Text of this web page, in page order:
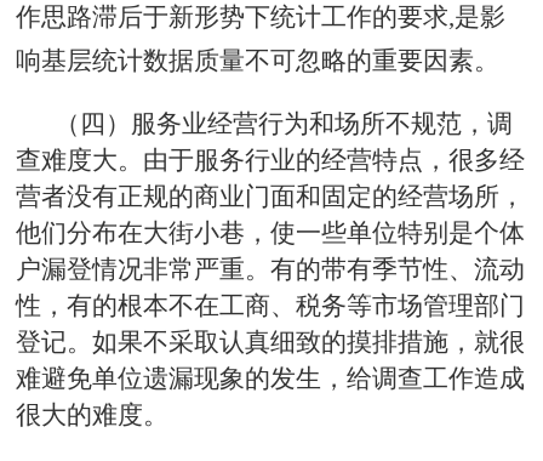
作思路滞后于新形势下统计工作的要求,是影
响基层统计数据质量不可忽略的重要因素。
（四）服务业经营行为和场所不规范，调
查难度大。由于服务行业的经营特点，很多经
营者没有正规的商业门面和固定的经营场所，
他们分布在大街小巷，使一些单位特别是个体
户漏登情况非常严重。有的带有季节性、流动
性，有的根本不在工商、税务等市场管理部门
登记。如果不采取认真细致的摸排措施，就很
难避免单位遗漏现象的发生，给调查工作造成
很大的难度。